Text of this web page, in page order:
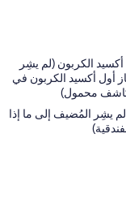
الكربون (لم يشِر
أول أكسيد الكربون في
كاشف محمول)
يشِر المُضيف إلى ما إذا